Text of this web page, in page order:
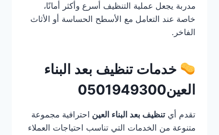
مدربة يجعل عملية التنظيف أسرع وأكثر أمانًا،
خاصة عند التعامل مع الأسطح الحساسة أو الأثاث
الفاخر.
خدمات تنظيف بعد البناء
العين0501949300
تقدم أي تنظيف بعد البناء العين احترافية مجموعة
متنوعة من الخدمات التي تناسب احتياجات العملاء